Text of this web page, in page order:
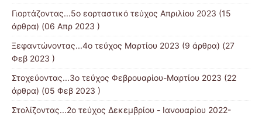
Γιορτάζοντας...5ο εορταστικό τεύχος Απριλίου 2023 (15
άρθρα) (06 Απρ 2023 )
Ξεφαντώνοντας...4ο τεύχος Μαρτίου 2023 (9 άρθρα) (27
Φεβ 2023 )
Στοχεύοντας...3ο τεύχος Φεβρουαρίου-Μαρτίου 2023 (22
άρθρα) (05 Φεβ 2023 )
Στολίζοντας...2ο τεύχος Δεκεμβρίου - Ιανουαρίου 2022-